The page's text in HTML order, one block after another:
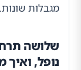
מגבלות שונות.
שלושה
נופל, ואיך